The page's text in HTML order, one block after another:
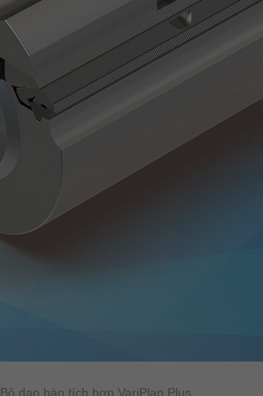
Bộ dao bào tích hợp VariPlan Plus